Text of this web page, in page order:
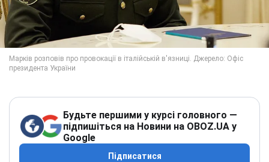
Будьте першими у курсі головного —
підпишіться на Новини на OBOZ.UA у
Google
Підписатися